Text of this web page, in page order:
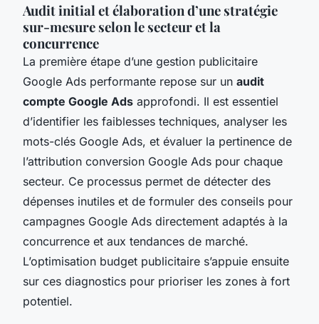
Audit initial et élaboration d’une stratégie
sur-mesure selon le secteur et la
concurrence
La première étape d’une gestion publicitaire
Google Ads performante repose sur un audit
compte Google Ads approfondi. Il est essentiel
d’identifier les faiblesses techniques, analyser les
mots-clés Google Ads, et évaluer la pertinence de
l’attribution conversion Google Ads pour chaque
secteur. Ce processus permet de détecter des
dépenses inutiles et de formuler des conseils pour
campagnes Google Ads directement adaptés à la
concurrence et aux tendances de marché.
L’optimisation budget publicitaire s’appuie ensuite
sur ces diagnostics pour prioriser les zones à fort
potentiel.